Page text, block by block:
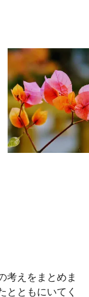
考えをまとめま
とともにいてく